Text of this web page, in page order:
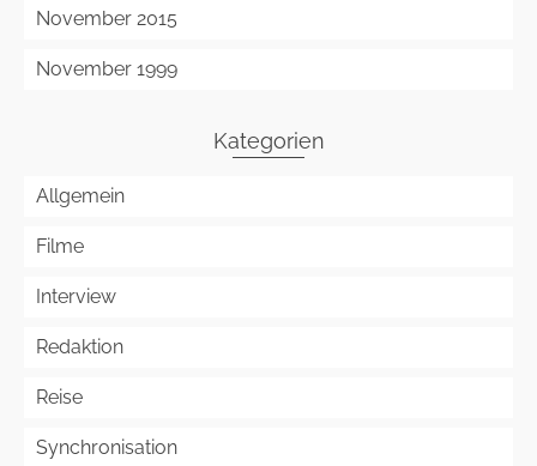
November 2015
November 1999
Kategorien
Allgemein
Filme
Interview
Redaktion
Reise
Synchronisation